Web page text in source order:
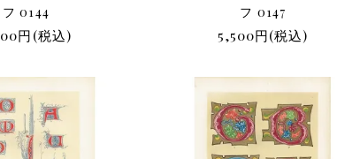
フ 0144
円(税込)
フ 0147
5,500円(税込)